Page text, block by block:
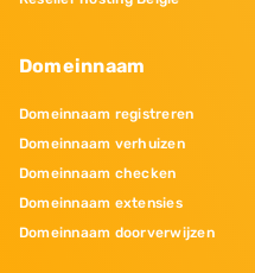
Domeinnaam
Domeinnaam registreren
Domeinnaam verhuizen
Domeinnaam checken
Domeinnaam extensies
Domeinnaam doorverwijzen